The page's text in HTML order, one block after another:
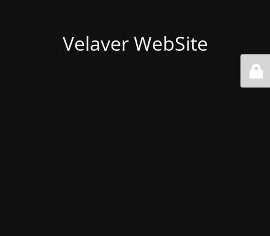
Velaver WebSite